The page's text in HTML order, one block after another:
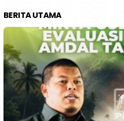
BERITA UTAMA